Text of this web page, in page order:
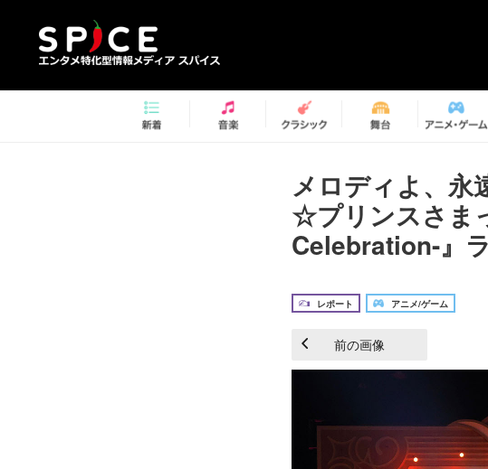
メロディよ、永
☆プリンスさま
Celebration-』
レポート アニメ/ゲーム
前の画像